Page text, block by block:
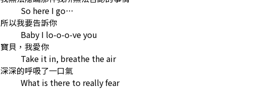
So here I go…
所以我要告訴你
Baby I lo-o-o-ve you
寶貝，我愛你
Take it in, breathe the air
深深的呼吸了一口氣
What is there to really fear